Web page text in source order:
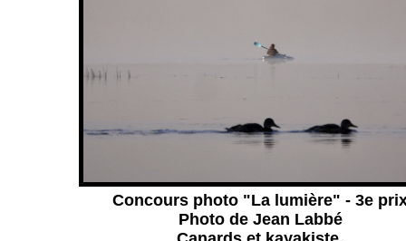
Concours photo "La lumière" - 3e
Photo de Jean Labbé